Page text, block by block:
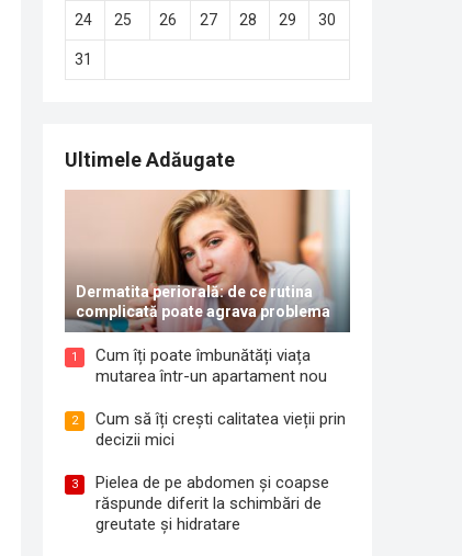
24 25 26 27 28 29 30
31
Ultimele Adăugate
Dermatita periorală: de ce rutina
complicată poate agrava problema
1
Cum îți poate îmbunătăți viața
mutarea într-un apartament nou
2
Cum să îți crești calitatea vieții prin
decizii mici
3
Pielea de pe abdomen și coapse
răspunde diferit la schimbări de
greutate și hidratare